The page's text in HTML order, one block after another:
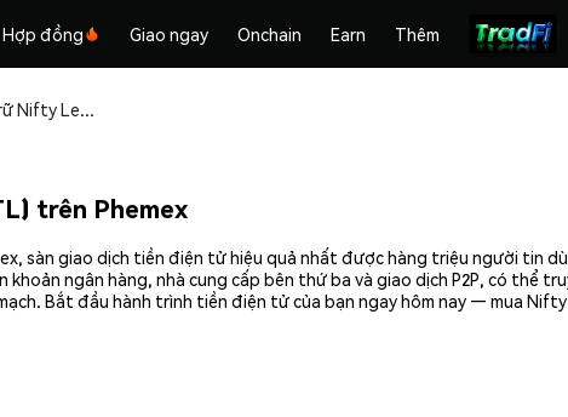
Hợp đồng Giao ngay Onchain Earn Thêm
Mua và lưu trữ Nifty League (NFTL) an toàn
trên Phemex
sàn giao dịch tiền điện tử hiệu quả nhất được hàng triệu người tin
ngân hàng, nhà cung cấp bên thứ ba và giao dịch P2P, có thể
Bắt đầu hành trình tiền điện tử của bạn ngay hôm nay — mua